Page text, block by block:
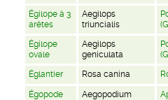
Égilope à 3
arêtes
Aegilops
triuncialis
Égilope
ovale
Aegilops
geniculata
Églantier
Rosa canina
Égopode Aegopodium